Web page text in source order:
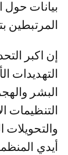
بيانات
المرتبطين
إن اكبر
التهديدات
البشر
التنظيمات
والتحويلات
أيدي